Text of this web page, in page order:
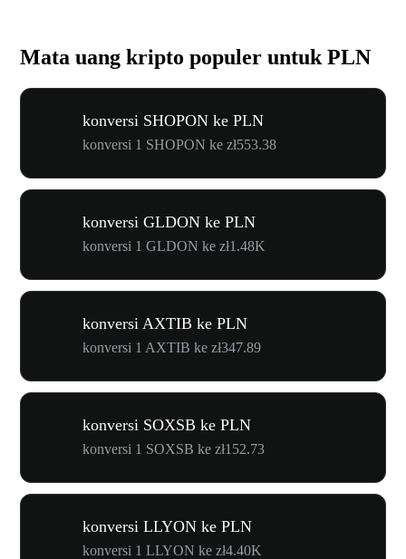
Mata uang kripto populer untuk PLN
konversi SHOPON ke PLN
konversi 1 SHOPON ke zł553.38
konversi GLDON ke PLN
konversi 1 GLDON ke zł1.48K
konversi AXTIB ke PLN
konversi 1 AXTIB ke zł347.89
konversi SOXSB ke PLN
konversi 1 SOXSB ke zł152.73
konversi LLYON ke PLN
konversi 1 LLYON ke zł4.40K